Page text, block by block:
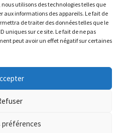
utilisons des technologies telles que
aux informations des appareils. Le fait de
de traiter des données telles que le
uniques sur ce site. Le fait de ne pas
peut avoir un effet négatif sur certaines
préférences